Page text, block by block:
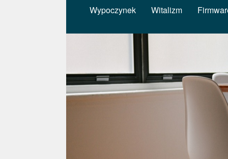
Wypoczynek Witalizm